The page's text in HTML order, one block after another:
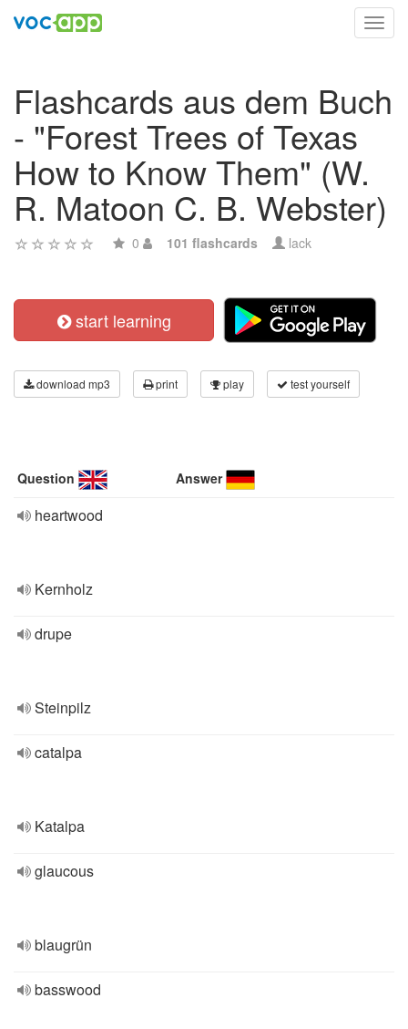
Flashcards aus dem Buch
- "Forest Trees of Texas
How to Know Them" (W.
R. Matoon C. B. Webster)
0 101 flashcards lack
start learning
download mp3 print play test yourself
Question Answer
heartwood
Kernholz
drupe
Steinpilz
catalpa
Katalpa
glaucous
blaugrün
basswood